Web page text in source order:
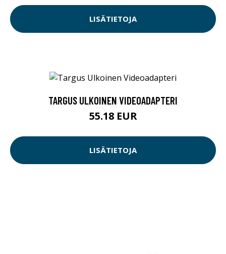
LISÄTIETOJA
TARGUS ULKOINEN VIDEOADAPTERI
55.18 EUR
LISÄTIETOJA